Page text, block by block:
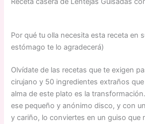
Por qué tu olla necesita esta receta en
estómago te lo agradecerá)
Olvídate de las recetas que te exigen
cirujano y 50 ingredientes extraños
alma de este plato es la
ese pequeño y anónimo disco, y con
y cariño, lo conviertes en un guiso que